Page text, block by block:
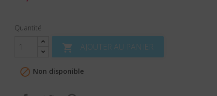
Quantité
 AJOUTER AU PANIER
 Non disponible